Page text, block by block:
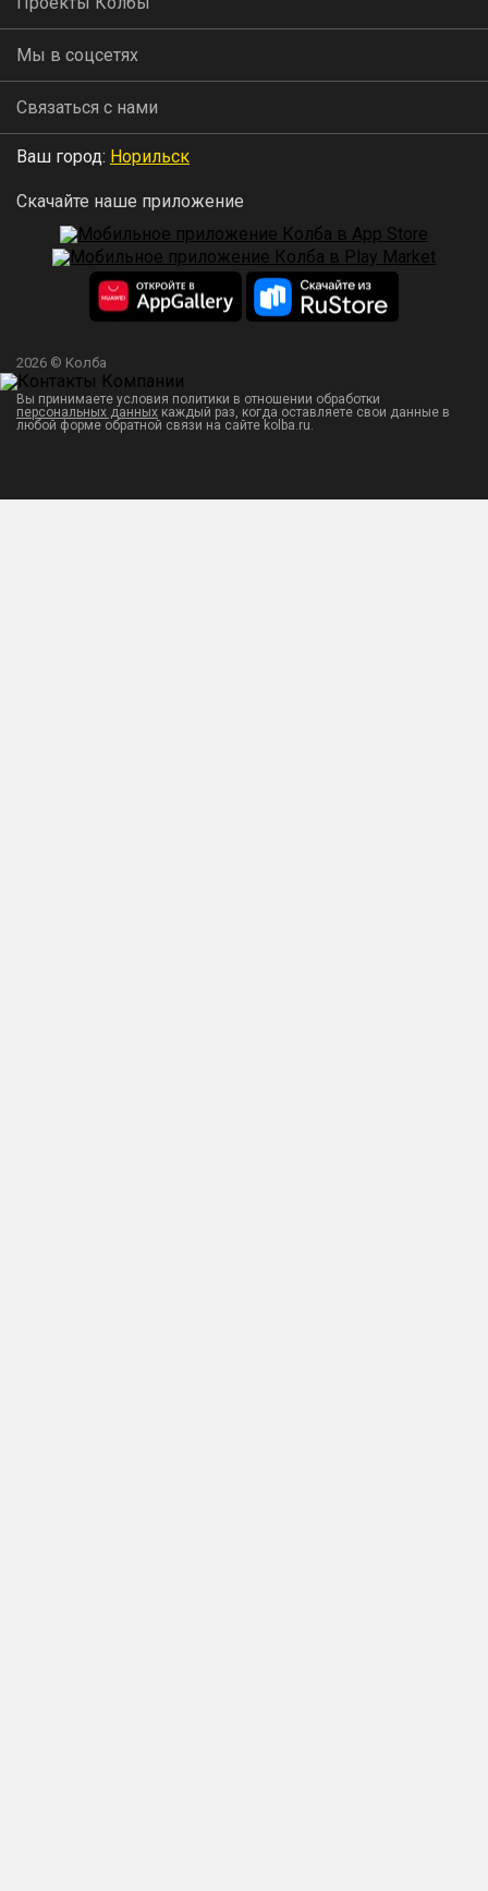
Мы в соцсетях
Связаться с нами
Ваш город: Норильск
Скачайте наше приложение
2026 © Колба
Вы принимаете условия политики в отношении обработки
персональных данных каждый раз, когда оставляете свои данные в
любой форме обратной связи на сайте kolba.ru.